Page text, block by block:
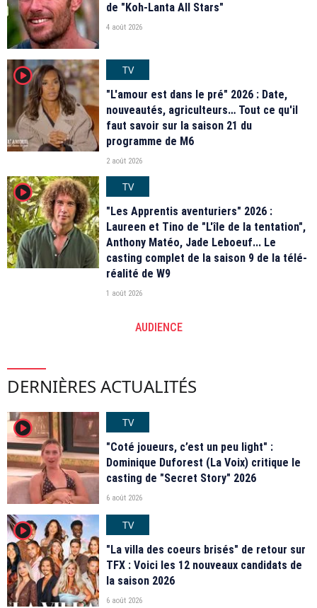
de "Koh-Lanta All Stars"
4 août 2026
player2
TV
"L'amour est dans le pré" 2026 : Date,
nouveautés, agriculteurs… Tout ce qu'il
faut savoir sur la saison 21 du
programme de M6
2 août 2026
player2
TV
"Les Apprentis aventuriers" 2026 :
Laureen et Tino de "L'île de la tentation",
Anthony Matéo, Jade Leboeuf... Le
casting complet de la saison 9 de la télé-
réalité de W9
1 août 2026
AUDIENCE
DERNIÈRES ACTUALITÉS
player2
TV
"Coté joueurs, c’est un peu light" :
Dominique Duforest (La Voix) critique le
casting de "Secret Story" 2026
6 août 2026
player2
TV
"La villa des coeurs brisés" de retour sur
TFX : Voici les 12 nouveaux candidats de
la saison 2026
6 août 2026